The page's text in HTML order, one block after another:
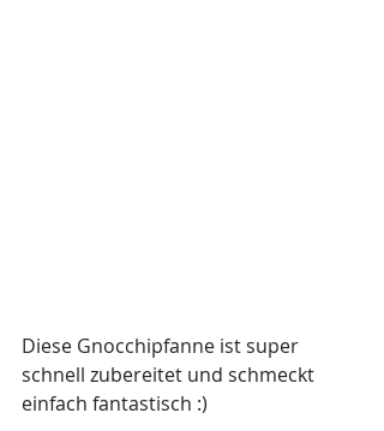
Diese Gnocchipfanne ist super
schnell zubereitet und schmeckt
einfach fantastisch :)